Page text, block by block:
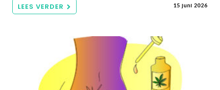
LEES VERDER 15 juni 2026